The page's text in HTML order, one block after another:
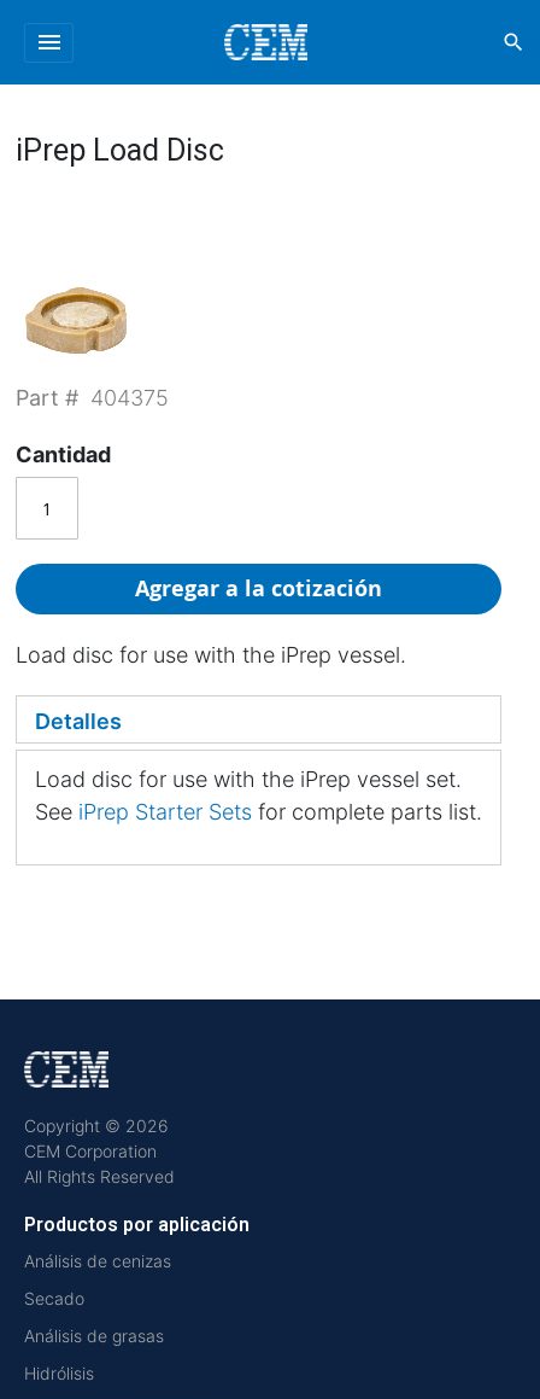
menu search
iPrep Load Disc
Part # 404375
Cantidad
Agregar a la cotización
Load disc for use with the iPrep vessel.
Detalles
Load disc for use with the iPrep vessel set.
See iPrep Starter Setsfor complete parts list.
Copyright © 2026
CEM Corporation
All Rights Reserved
Productos por aplicación
Análisis de cenizas
Secado
Análisis de grasas
Hidrólisis